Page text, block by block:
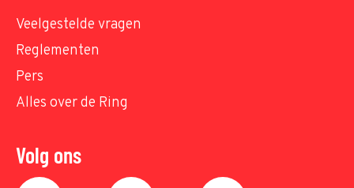
Veelgestelde vragen
Reglementen
Pers
Alles over de Ring
Volg ons